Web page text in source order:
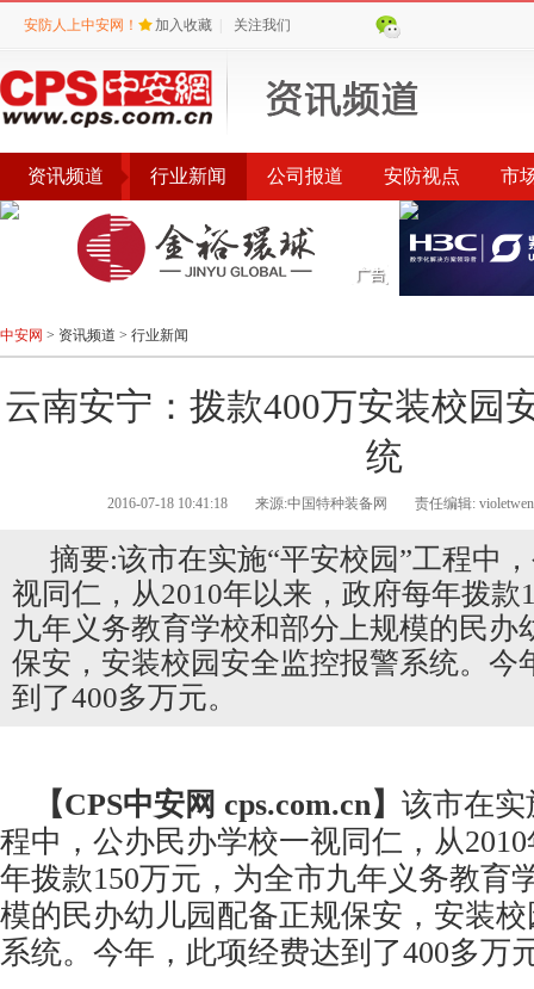
安防人上中安网！ 加入收藏 关注我们
资讯频道 行业新闻 公司报道 安防视点 市
公告 评选 榜单
中安网 > 资讯频道 > 行业新闻
云南安宁：拨款400万安装校园
统
2016-07-18 10:41:18 来源:中国特种装备网 责任编辑: violetwen
摘要:该市在实施“平安校园”工程中
视同仁，从2010年以来，政府每年拨款
九年义务教育学校和部分上规模的民办
保安，安装校园安全监控报警系统。今
到了400多万元。
【CPS中安网 cps.com.cn】 该市在实
程中，公办民办学校一视同仁，从
年拨款150万元，为全市九年义务教育
模的民办幼儿园配备正规保安，安装
系统。今年，此项经费达到了400多万